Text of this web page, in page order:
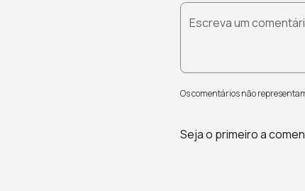
Escreva um
Os comentários não
Seja o primeiro a